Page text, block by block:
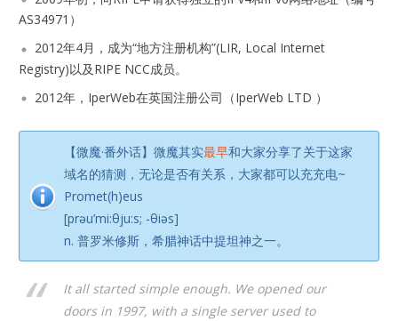
AS34971）
2012年4月，成为“地方注册机构”(LIR, Local Internet
Registry)以及RIPE NCC成员。
2012年，IperWeb在英国注册公司（IperWeb LTD ）
【微魔·番外话】微魔其实最早和大家分享了关于这家
域名的猜测，无论是否有关系，大家都可以充充电~
Promet(h)eus
[prəu’mi:θju:s; -θiəs]
n. 普罗米修斯，希腊神话中提坦神之一。
It all started simple enough. We opened our
doors in 1997, with a single server used to